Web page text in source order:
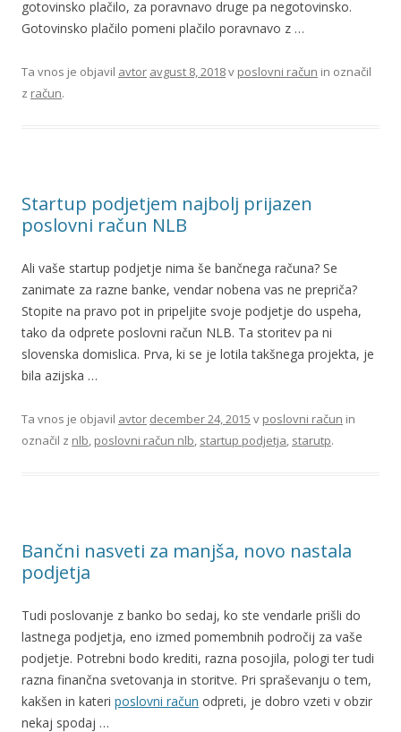
gotovinsko plačilo, za poravnavo druge pa negotovinsko.
Gotovinsko plačilo pomeni plačilo poravnavo z …
Ta vnos je objavil avtor avgust 8, 2018v poslovni račun in označil
z račun.
Startup podjetjem najbolj prijazen
poslovni račun NLB
Ali vaše startup podjetje nima še bančnega računa? Se
zanimate za razne banke, vendar nobena vas ne prepriča?
Stopite na pravo pot in pripeljite svoje podjetje do uspeha,
tako da odprete poslovni račun NLB. Ta storitev pa ni
slovenska domislica. Prva, ki se je lotila takšnega projekta, je
bila azijska …
Ta vnos je objavil avtor december 24, 2015 v poslovni račun in
označil z nlb, poslovni račun nlb, startup podjetja, starutp.
Bančni nasveti za manjša, novo nastala
podjetja
Tudi poslovanje z banko bo sedaj, ko ste vendarle prišli do
lastnega podjetja, eno izmed pomembnih področij za vaše
podjetje. Potrebni bodo krediti, razna posojila, pologi ter tudi
razna finančna svetovanja in storitve. Pri spraševanju o tem,
kakšen in kateri poslovni račun odpreti, je dobro vzeti v obzir
nekaj spodaj …